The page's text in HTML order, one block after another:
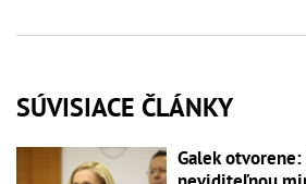
SÚVISIACE ČLÁNKY
Galek otvorene: